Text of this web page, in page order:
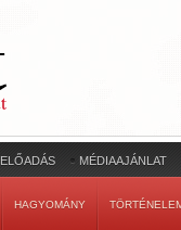
ELŐADÁS MÉDIAAJÁNLAT
HAGYOMÁNY